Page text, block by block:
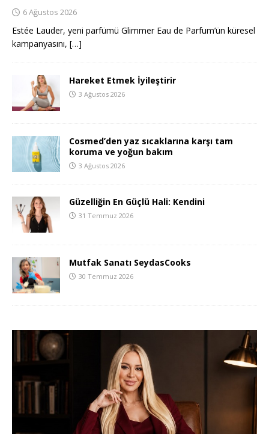
6 Ağustos 2026
Estée Lauder, yeni parfümü Glimmer Eau de Parfum’ün küresel
kampanyasını, […]
Hareket Etmek İyileştirir
3 Ağustos 2026
Cosmed’den yaz sıcaklarına karşı tam
koruma ve yoğun bakım
3 Ağustos 2026
Güzelliğin En Güçlü Hali: Kendini
31 Temmuz 2026
Mutfak Sanatı SeydasCooks
30 Temmuz 2026